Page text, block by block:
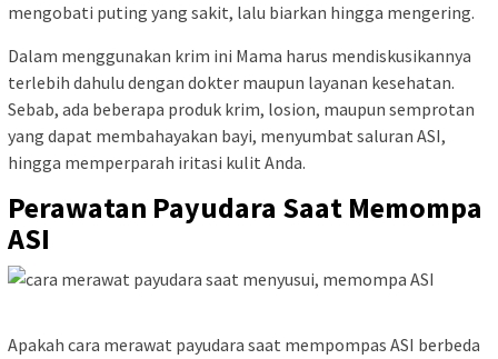
mengobati puting yang sakit, lalu biarkan hingga mengering.
Dalam menggunakan krim ini Mama harus mendiskusikannya
terlebih dahulu dengan dokter maupun layanan kesehatan.
Sebab, ada beberapa produk krim, losion, maupun semprotan
yang dapat membahayakan bayi, menyumbat saluran ASI,
hingga memperparah iritasi kulit Anda.
Perawatan Payudara Saat Memompa
ASI
Apakah cara merawat payudara saat mempompas ASI berbeda